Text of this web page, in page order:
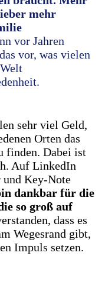
mehr
vor Jahren
vor, was vielen
sehr viel Geld,
Orten das
finden. Dabei ist
Auf LinkedIn
Key-Note
dankbar für die
so groß auf
dass es
Wegesrand gibt,
Impuls setzen.